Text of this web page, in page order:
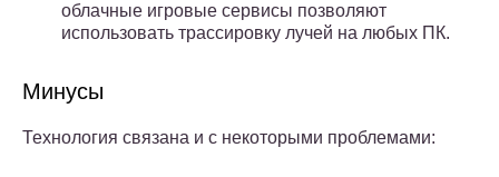
облачные игровые сервисы позволяют
использовать трассировку лучей на любых ПК.
Минусы
Технология связана и с некоторыми проблемами: